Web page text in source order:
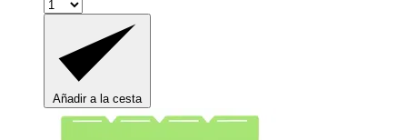
Añadir a la cesta